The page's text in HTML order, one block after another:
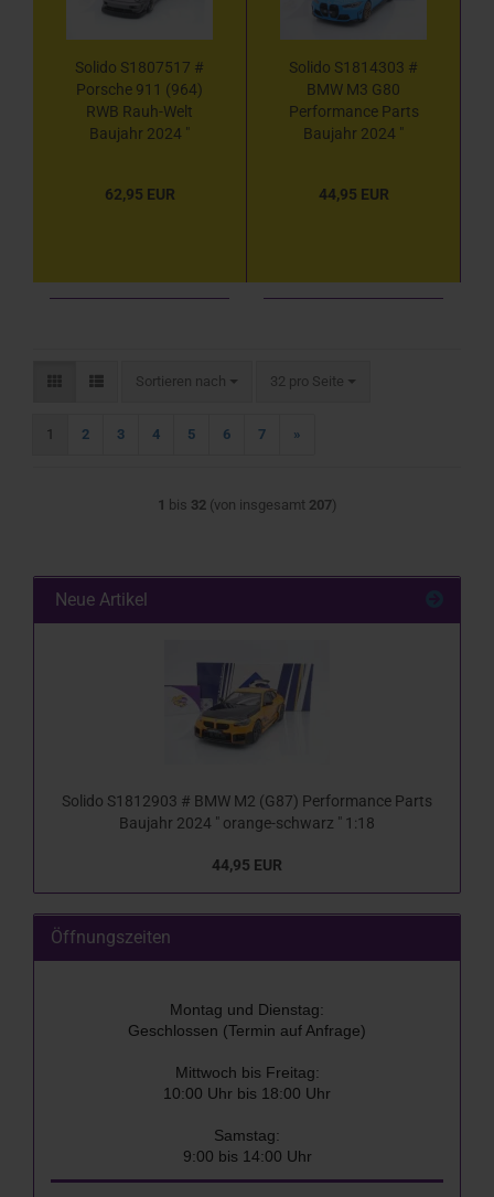
Solido S1807517 #
Porsche 911 (964)
RWB Rauh-Welt
Baujahr 2024 "
62,95 EUR
Solido S1814303 #
BMW M3 G80
Performance Parts
Baujahr 2024 "
44,95 EUR
Sortieren nach
Sortieren nach 32 pro Seite
pro Seite
1 2 3 4 5 6 7 »
1 bis 32 (von insgesamt 207)
Neue Artikel
Solido S1812903 # BMW M2 (G87) Performance Parts
Baujahr 2024 " orange-schwarz " 1:18
44,95 EUR
Öffnungszeiten
Montag und Dienstag:
Geschlossen (Termin auf Anfrage)
Mittwoch bis Freitag:
10:00 Uhr bis 18:00 Uhr
Samstag:
9:00 bis 14:00 Uhr